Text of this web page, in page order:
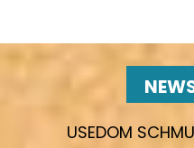
USEDOM